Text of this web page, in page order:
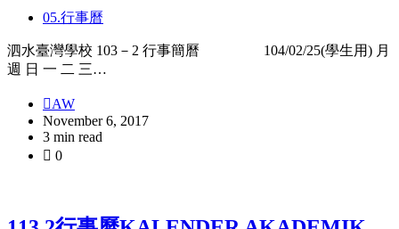
05.行事曆
泗水臺灣學校 103－2 行事簡曆 104/02/25(學生用) 月
週 日 一 二 三…
AW
November 6, 2017
3 min read
0